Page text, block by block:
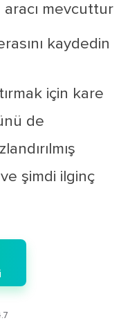
aracı mevcuttur
kaydedin
için kare
de
şimdi ilginç